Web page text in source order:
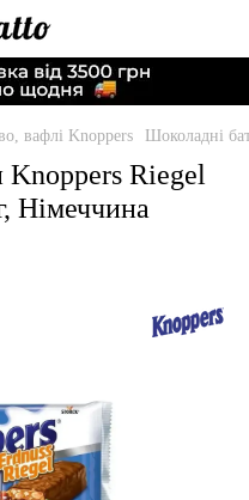
вафлі Knoppers Шоколадні
Riegel
Німеччина